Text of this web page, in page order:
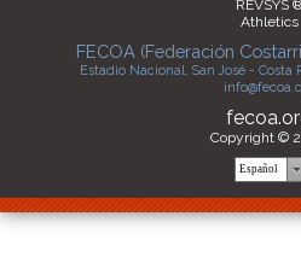
REVSYS
Athletics
FECOA (Federación
Estadio Nacional, San José - Costa
Copyright ©